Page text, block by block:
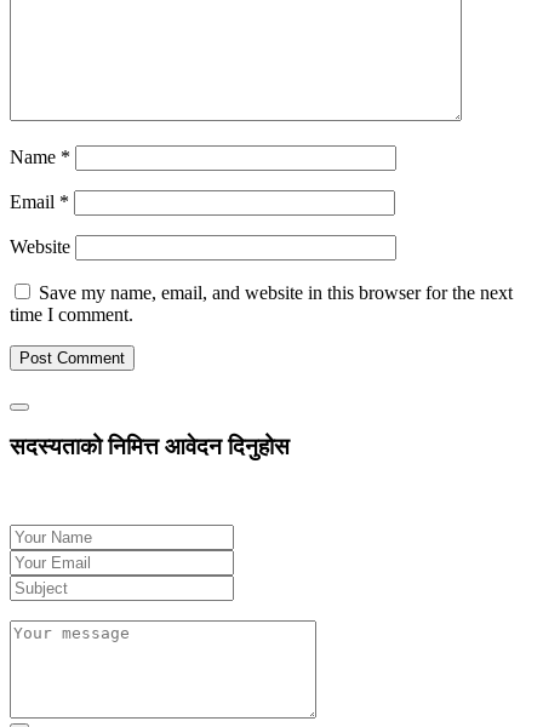
Name *
Email *
Website
Save my name, email, and website in this browser for the next
time I comment.
Primary
Sidebar
Toggle
सदस्यताको निमित्त आवेदन दिनुहोस